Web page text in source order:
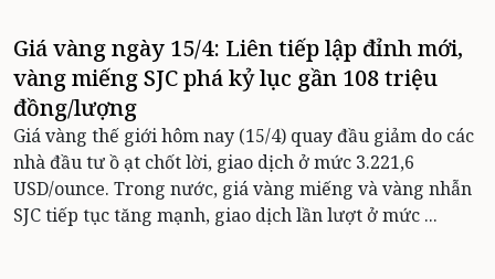
Giá vàng ngày 15/4: Liên tiếp lập đỉnh mới,
vàng miếng SJC phá kỷ lục gần 108 triệu
đồng/lượng
Giá vàng thế giới hôm nay (15/4) quay đầu giảm do các
nhà đầu tư ồ ạt chốt lời, giao dịch ở mức 3.221,6
USD/ounce. Trong nước, giá vàng miếng và vàng nhẫn
SJC tiếp tục tăng mạnh, giao dịch lần lượt ở mức ...